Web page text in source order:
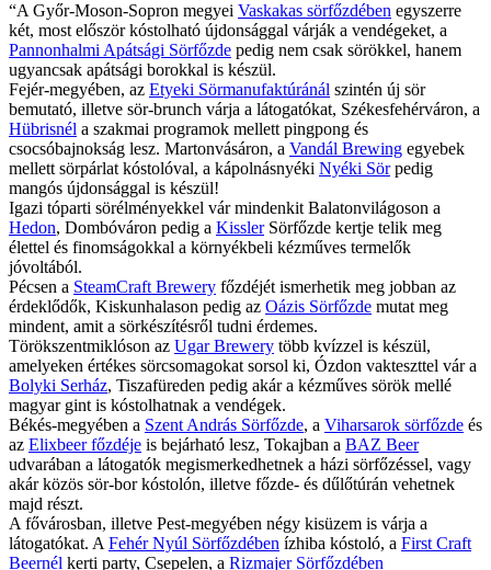
“A Győr-Moson-Sopron megyei Vaskakas sörfőzdében egyszerre
két, most először kóstolható újdonsággal várják a vendégeket, a
Pannonhalmi Apátsági Sörfőzde pedig nem csak sörökkel, hanem
ugyancsak apátsági borokkal is készül.
Fejér-megyében, az Etyeki Sörmanufaktúránál szintén új sör
bemutató, illetve sör-brunch várja a látogatókat, Székesfehérváron, a
Hübrisnél a szakmai programok mellett pingpong és
csocsóbajnokság lesz. Martonvásáron, a Vandál Brewing egyebek
mellett sörpárlat kóstolóval, a kápolnásnyéki Nyéki Sörpedig
mangós újdonsággal is készül!
Igazi tóparti sörélményekkel vár mindenkit Balatonvilágoson a
Hedon, Dombóváron pedig a KisslerSörfőzde kertje telik meg
élettel és finomságokkal a környékbeli kézműves termelők
jóvoltából.
Pécsen a SteamCraft Brewery főzdéjét ismerhetik meg jobban az
érdeklődők, Kiskunhalason pedig az Oázis Sörfőzde mutat meg
mindent, amit a sörkészítésről tudni érdemes.
Törökszentmiklóson az Ugar Brewery több kvízzel is készül,
amelyeken értékes sörcsomagokat sorsol ki, Ózdon vakteszttel vár a
Bolyki Serház, Tiszafüreden pedig akár a kézműves sörök mellé
magyar gint is kóstolhatnak a vendégek.
Békés-megyében a Szent András Sörfőzde, a Viharsarok sörfőzde és
az Elixbeer főzdéje is bejárható lesz, Tokajban a BAZ Beer
udvarában a látogatók megismerkedhetnek a házi sörfőzéssel, vagy
akár közös sör-bor kóstolón, illetve főzde- és dűlőtúrán vehetnek
majd részt.
A fővárosban, illetve Pest-megyében négy kisüzem is várja a
látogatókat. A Fehér Nyúl Sörfőzdében ízhiba kóstoló, a First Craft
Beernél kerti party, Csepelen, a Rizmajer Sörfőzdében